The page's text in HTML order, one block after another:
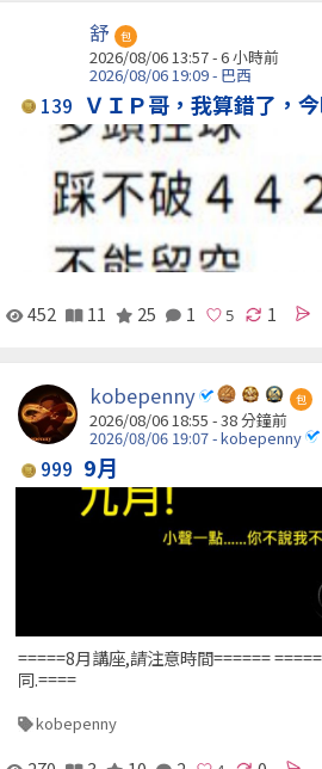
舒 包
2026/08/06 13:57 -6 小時前
2026/08/06 19:09 - 巴西
139 ＶＩＰ哥，我算錯了，
452 11 25 1 1
kobepenny 包
2026/08/06 18:55 -38 分鐘前
2026/08/06 19:07 - kobepenny
999 9月
=====8月講座,請注意時間======
同.====
kobepenny